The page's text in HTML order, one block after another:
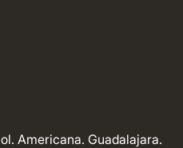
Americana. Guadalajara.